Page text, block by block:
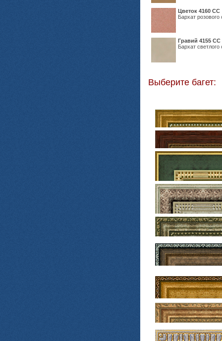
Цветок 4160 СС
Бархат розового
Гравий 4155 СС
Бархат светлого
Выберите багет: